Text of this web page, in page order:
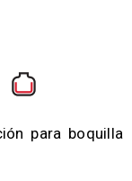
para boquilla